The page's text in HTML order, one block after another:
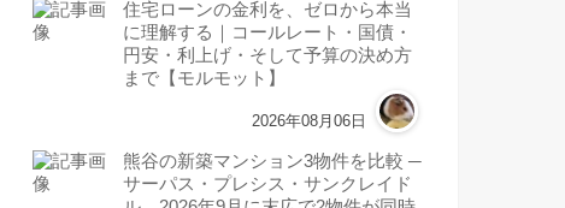
住宅ローンの金利を、ゼロから本当
に理解する｜コールレート・国債・
円安・利上げ・そして予算の決め方
まで【モルモット】
2026年08月06日
熊谷の新築マンション3物件を比較 ─
サーパス・プレシス・サンクレイド